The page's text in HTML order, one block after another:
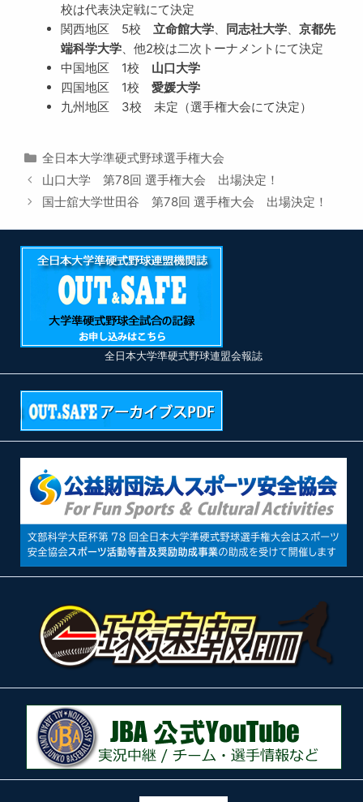
校は代表決定戦にて決定
関西地区 5校 立命館大学 同志社大学
京都先
端科学大学 、他2校は二次トーナメントにて決定
中国地区 1校 山口大学
四国地区 1校 愛媛大学
九州地区 3校 未定（選手権大会にて決定）
カ
テ
ゴ
リ
ー
全日本大学準硬式野球選手権大会
山口大学 第78回 選手権大会 出場決定！
国士舘大学世田谷 第78回 選手権大会 出場決定！
全日本大学準硬式野球連盟会報誌